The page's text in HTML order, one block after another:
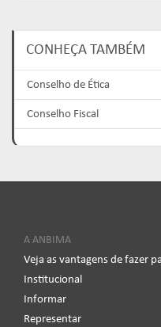
CONHEÇA TAMBÉM
Conselho de Ética
Conselho Fiscal
A ANBIMA
Veja as vantagens de fazer
Institucional
Informar
Representar